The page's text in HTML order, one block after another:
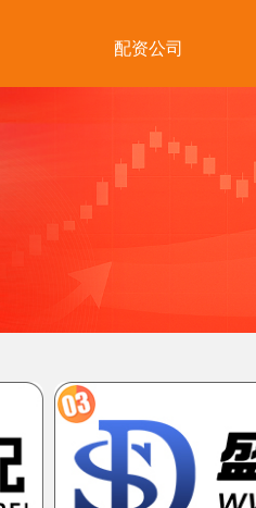
配资公司